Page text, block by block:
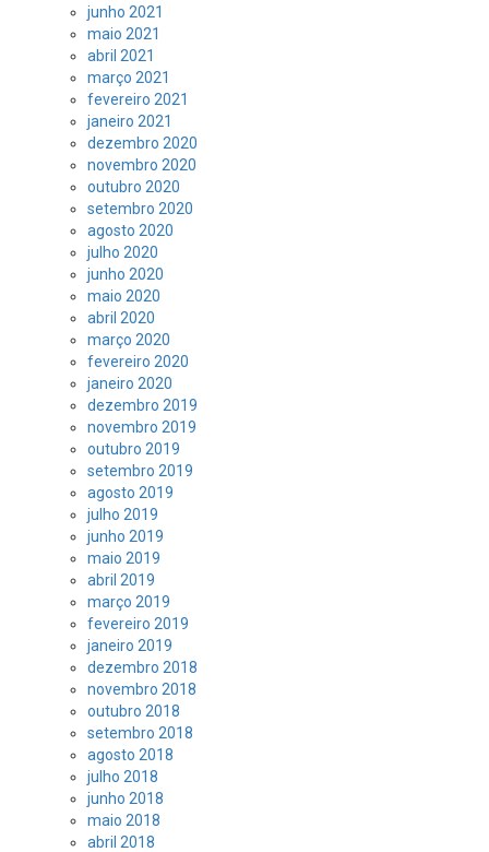
junho 2021
maio 2021
abril 2021
março 2021
fevereiro 2021
janeiro 2021
dezembro 2020
novembro 2020
outubro 2020
setembro 2020
agosto 2020
julho 2020
junho 2020
maio 2020
abril 2020
março 2020
fevereiro 2020
janeiro 2020
dezembro 2019
novembro 2019
outubro 2019
setembro 2019
agosto 2019
julho 2019
junho 2019
maio 2019
abril 2019
março 2019
fevereiro 2019
janeiro 2019
dezembro 2018
novembro 2018
outubro 2018
setembro 2018
agosto 2018
julho 2018
junho 2018
maio 2018
abril 2018